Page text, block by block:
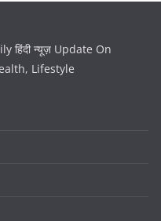
हिंदी न्यूज़ Update On
Lifestyle